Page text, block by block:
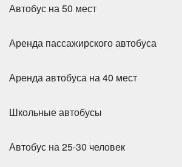
King Long XMQ6120C
Автобус на 50 мест
Аренда пассажирского автобуса
Аренда автобуса на 40 мест
Школьные автобусы
Автобус на 25-30 человек